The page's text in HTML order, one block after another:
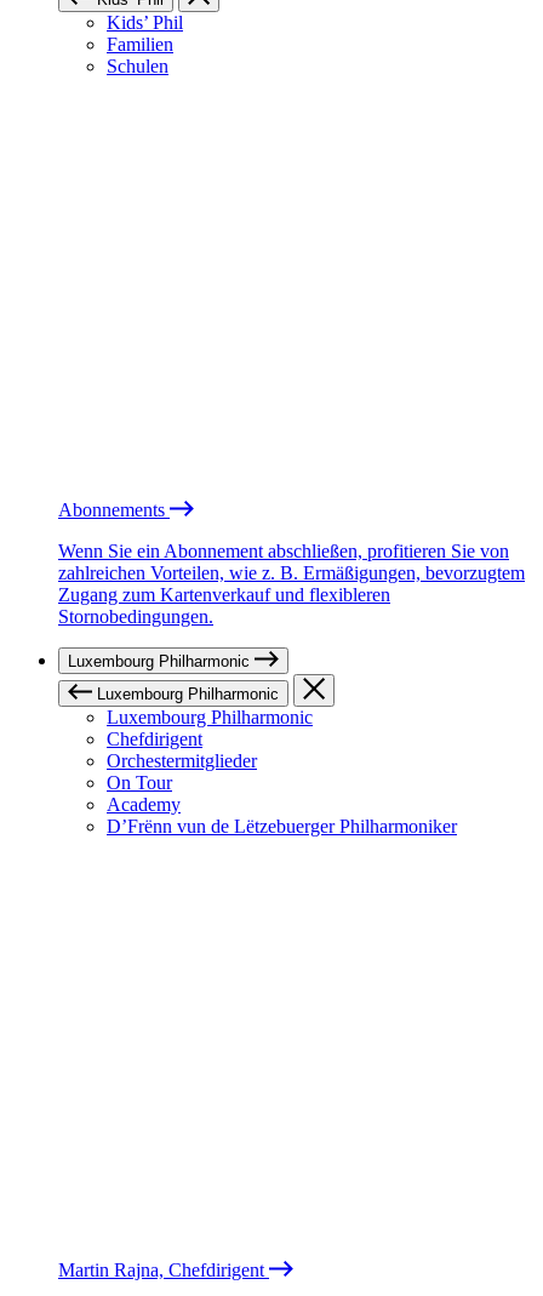
Kids’ Phil
Familien
Schulen
Abonnements
Wenn Sie ein Abonnement abschließen, profitieren Sie von
zahlreichen Vorteilen, wie z. B. Ermäßigungen, bevorzugtem
Zugang zum Kartenverkauf und flexibleren
Stornobedingungen.
Luxembourg Philharmonic
Luxembourg Philharmonic
Luxembourg Philharmonic
Chefdirigent
Orchestermitglieder
On Tour
Academy
D’Frënn vun de Lëtzebuerger Philharmoniker
Martin Rajna, Chefdirigent